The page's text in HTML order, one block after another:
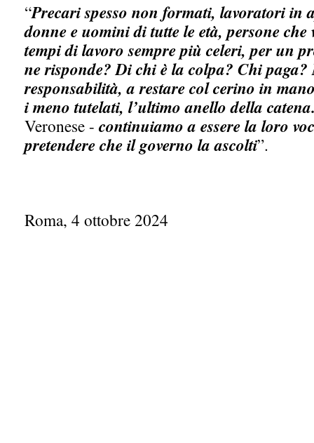
“Precari spesso non formati, lavoratori in
donne e uomini di tutte le età, persone
tempi di lavoro sempre più celeri, per un
ne risponde? Di chi è la colpa? Chi
responsabilità, a restare col cerino in
i meno tutelati, l’ultimo anello della
Veronese - continuiamo a essere la loro
pretendere che il governo la ascolti”.
Roma, 4 ottobre 2024